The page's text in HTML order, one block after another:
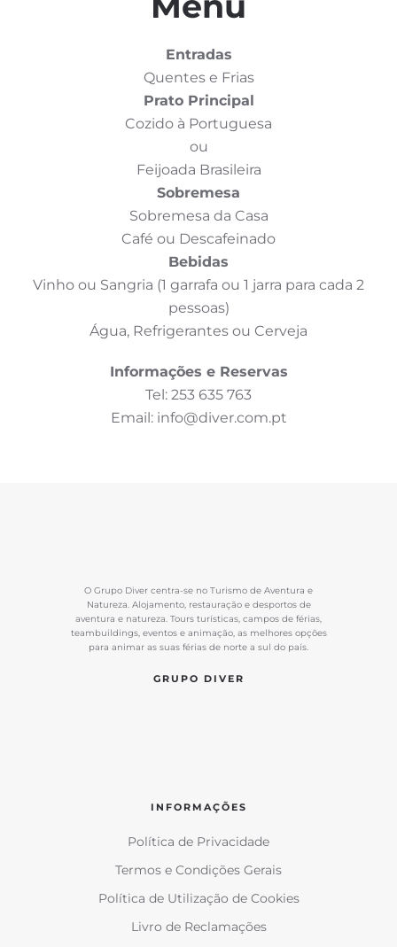
Entradas
Quentes e Frias
Prato Principal
Cozido à Portuguesa
ou
Feijoada Brasileira
Sobremesa
Sobremesa da Casa
Café ou Descafeinado
Bebidas
Vinho ou Sangria (1 garrafa ou 1 jarra para cada 2
pessoas)
Água, Refrigerantes ou Cerveja
Informações e Reservas
Tel: 253 635 763
Email: info@diver.com.pt
O Grupo Diver centra-se no Turismo de Aventura e
Natureza. Alojamento, restauração e desportos de
aventura e natureza. Tours turísticas, campos de férias,
teambuildings, eventos e animação, as melhores opções
para animar as suas férias de norte a sul do país.
GRUPO DIVER
INFORMAÇÕES
Política de Privacidade
Termos e Condições Gerais
Política de Utilização de Cookies
Livro de Reclamações